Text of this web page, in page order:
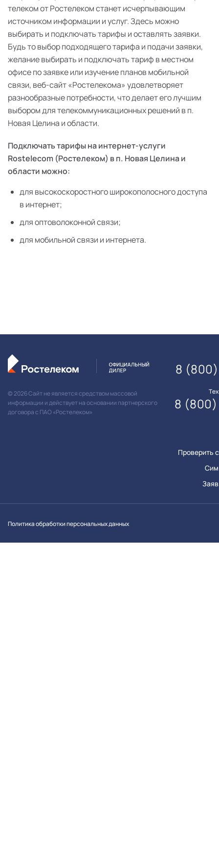
телеком от Ростелеком станет исчерпывающим
источником информации и услуг. Здесь можно
выбирать и подключать тарифы и оставлять заявки.
Будь то выбор подходящего тарифа и подачи заявки,
желание выбирать и подключать тариф в местном
офисе по заявке или изучение планов мобильной
связи, веб-сайт «Ростелекома» удовлетворяет
разнообразные потребности, что делает его лучшим
выбором для телекоммуникационных решений в п.
Новая Целина и области.
Подключать тарифы на интернет-услуги
Rostelecom (Ростелеком) в п. Новая Целина и
области можно:
для высокоскоростного широкополосного доступа
в интернет;
для оптоволоконной связи;
для мобильной связи и интернета.
© 2026 Сайт не является средством массовой
информации и действует на основании партнерского
договора с ПАО «Ростелеком»
Проверить
8
8
Политика обработки персональных данных